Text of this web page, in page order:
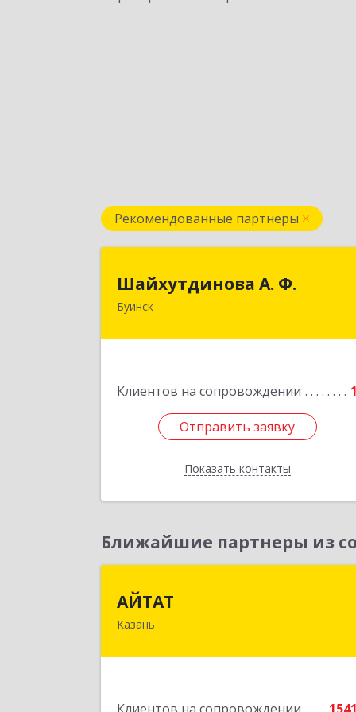
Рекомендованные партнеры
Шайхутдинова А. Ф.
Буинск
Клиентов на сопровождении 1
Отправить заявку
Показать контакты
РТ, г.Буинск, ул.Р.Люксембург, д.144Б
Отправить заявку
Назад
Ближайшие партнеры из
АЙТАТ
Казань420097, Татарстан Респ, г.о. город
Подробнее